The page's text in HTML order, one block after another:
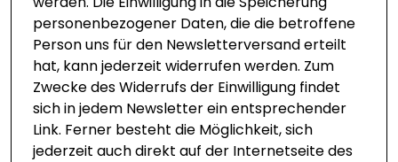
personenbezogener Daten, die die betroffene
Person uns für den Newsletterversand erteilt
hat, kann jederzeit widerrufen werden. Zum
Zwecke des Widerrufs der Einwilligung findet
sich in jedem Newsletter ein entsprechender
Link. Ferner besteht die Möglichkeit, sich
jederzeit auch direkt auf der Internetseite des